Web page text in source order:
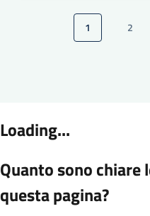
Paginazione
Pagina attuale
1 Pagina
2